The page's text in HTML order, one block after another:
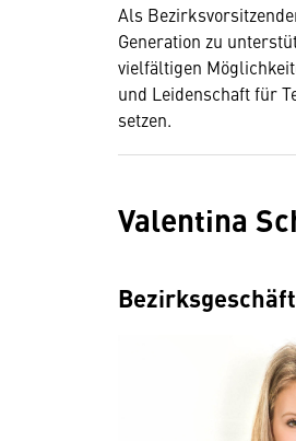
Als
Generation zu
vielfältigen
und Leidenschaft für
setzen.
Valentina